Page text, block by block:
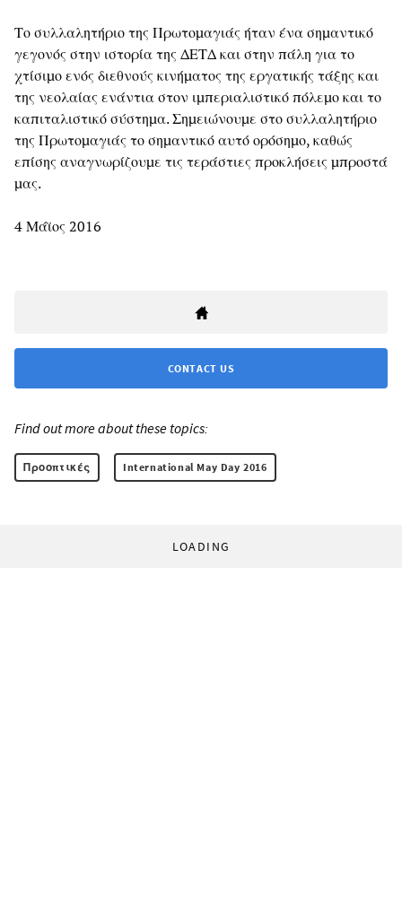
Το συλλαλητήριο της Πρωτομαγιάς ήταν ένα σημαντικό
γεγονός στην ιστορία της ΔΕΤΔ και στην πάλη για το
χτίσιμο ενός διεθνούς κινήματος της εργατικής τάξης και
της νεολαίας ενάντια στον ιμπεριαλιστικό πόλεμο και το
καπιταλιστικό σύστημα. Σημειώνουμε στο συλλαλητήριο
της Πρωτομαγιάς το σημαντικό αυτό ορόσημο, καθώς
επίσης αναγνωρίζουμε τις τεράστιες προκλήσεις μπροστά
μας.
4 Μάϊος 2016
CONTACT US
Find out more about these topics:
Προοπτικές International May Day 2016
LOADING